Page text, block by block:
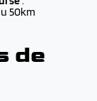
50km
de